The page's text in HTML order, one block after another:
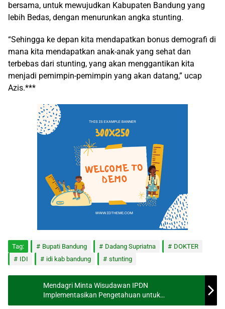
bersama, untuk mewujudkan Kabupaten Bandung yang
lebih Bedas, dengan menurunkan angka stunting.
“Sehingga ke depan kita mendapatkan bonus demografi di
mana kita mendapatkan anak-anak yang sehat dan
terbebas dari stunting, yang akan menggantikan kita
menjadi pemimpin-pemimpin yang akan datang,” ucap
Azis.***
Tag: Bupati Bandung Dadang Supriatna
DOKTER
IDI
idi kab bandung stunting
Mendagri Minta Wisudawan IPDN
Implementasikan Pengetahuan untuk
Kepentingan Publik